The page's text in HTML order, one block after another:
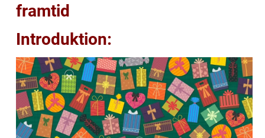
framtid
Introduktion: